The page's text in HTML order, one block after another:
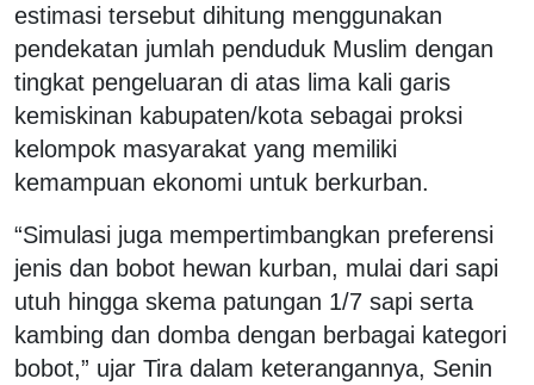
estimasi tersebut dihitung menggunakan
pendekatan jumlah penduduk Muslim dengan
tingkat pengeluaran di atas lima kali garis
kemiskinan kabupaten/kota sebagai proksi
kelompok masyarakat yang memiliki
kemampuan ekonomi untuk berkurban.
“Simulasi juga mempertimbangkan preferensi
jenis dan bobot hewan kurban, mulai dari sapi
utuh hingga skema patungan 1/7 sapi serta
kambing dan domba dengan berbagai kategori
bobot,” ujar Tira dalam keterangannya, Senin